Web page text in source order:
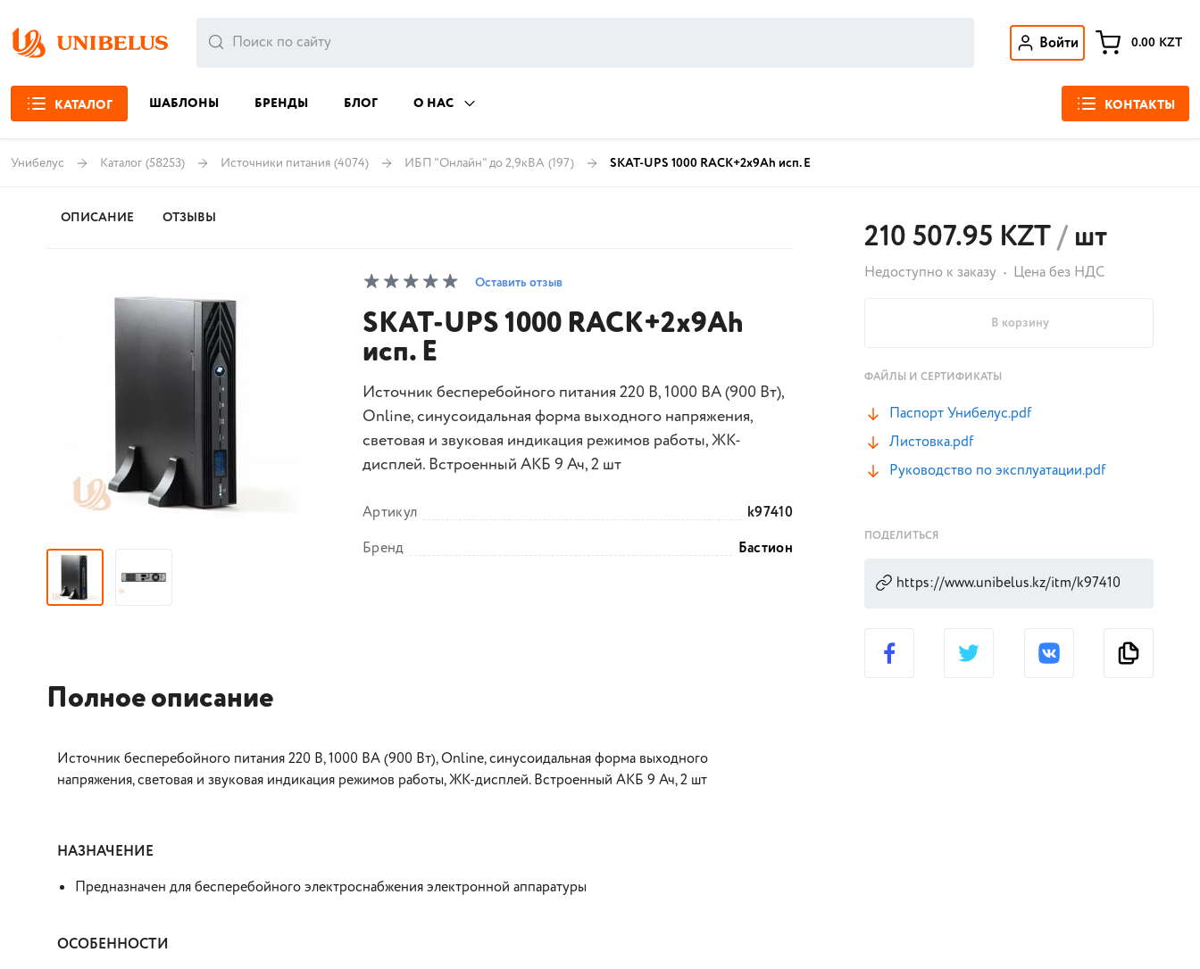
Войти 0.00 KZT
КАТАЛОГ ШАБЛОНЫ БРЕНДЫ БЛОГ О НАС КОНТАКТЫ
Унибелус Каталог (58253) Источники питания (4074) ИБП "Онлайн" до 2,9кВА (197) SKAT-UPS 1000 RACK+2x9Ah исп. Е
ОПИСАНИЕ ОТЗЫВЫ
Оставить отзыв
SKAT-UPS 1000 RACK+2x9Ah
исп. Е
Источник бесперебойного питания 220 В, 1000 ВА (900 Вт),
Online, синусоидальная форма выходного напряжения,
световая и звуковая индикация режимов работы, ЖК-
дисплей. Встроенный АКБ 9 Ач, 2 шт
Артикул
k97410
Бренд
Бастион
Полное описание
Источник бесперебойного питания 220 В, 1000 ВА (900 Вт), Online, синусоидальная форма выходного
напряжения, световая и звуковая индикация режимов работы, ЖК-дисплей. Встроенный АКБ 9 Ач, 2 шт
НАЗНАЧЕНИЕ
Предназначен для бесперебойного электроснабжения электронной аппаратуры
ОСОБЕННОСТИ
210 507.95 KZT/шт
Недоступно к заказу Цена без НДС
В корзину
ФАЙЛЫ И СЕРТИФИКАТЫ
Паспорт Унибелус.pdf
Листовка.pdf
Руководство по эксплуатации.pdf
ПОДЕЛИТЬСЯ